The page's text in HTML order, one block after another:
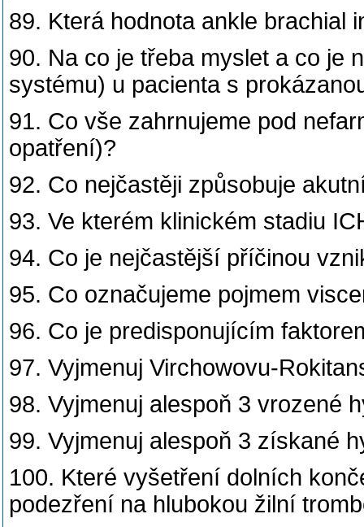
89. Která hodnota ankle brachial
90. Na co je třeba myslet a co je
systému) u pacienta s
91. Co vše zahrnujeme pod
opatření)?
92. Co nejčastěji způsobuje
93. Ve kterém klinickém stadiu
94. Co je nejčastější příčinou
95. Co označujeme pojmem
96. Co je predisponujícím
97. Vyjmenuj Virchowovu-
98. Vyjmenuj alespoň 3 vrozené
99. Vyjmenuj alespoň 3 získané
100. Které vyšetření dolních
podezření na hlubokou žilní